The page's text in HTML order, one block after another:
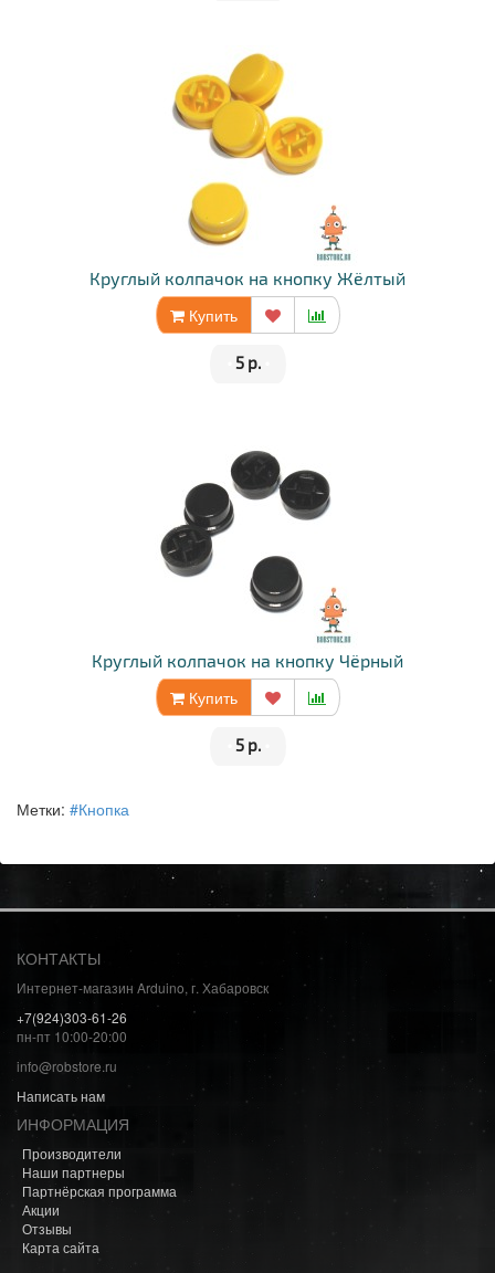
Круглый колпачок на кнопку Жёлтый
Купить
5 р.
Круглый колпачок на кнопку Чёрный
Купить
5 р.
Метки: #Кнопка
КОНТАКТЫ
Интернет-магазин Arduino, г. Хабаровск
+7(924)303-61-26
пн-пт 10:00-20:00
info@robstore.ru
Написать нам
ИНФОРМАЦИЯ
Производители
Наши партнеры
Партнёрская программа
Акции
Отзывы
Карта сайта